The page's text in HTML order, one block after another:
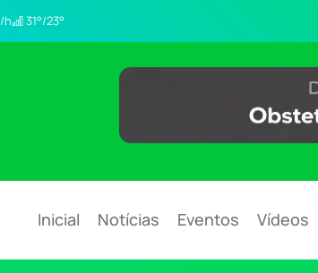
h 31°/23°
Inicial Notícias Eventos Vídeos